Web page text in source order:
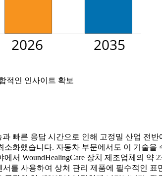
적인 인사이트 확보
빠른 응답 시간으로 인해 고정밀 산업 전
화했습니다. 자동차 부문에서도 이 기술
서 WoundHealingCare 장치 제조업체의
서를 사용하여 상처 관리 제품에 필수적인